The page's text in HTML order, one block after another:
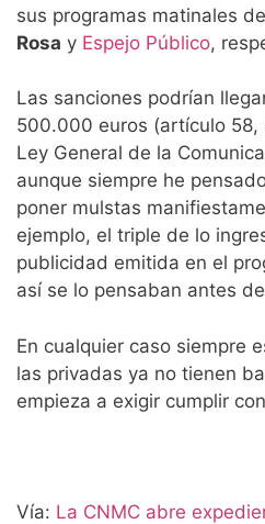
sus programas matinales de
Rosa y Espejo Público,
Las sanciones podrían
500.000 euros (artículo
Ley General de la
aunque siempre he
poner mulstas
ejemplo, el triple de lo
publicidad emitida en el
así se lo pensaban antes
En cualquier caso siempre
las privadas ya no tienen
empieza a exigir cumplir
Vía: La CNMC abre